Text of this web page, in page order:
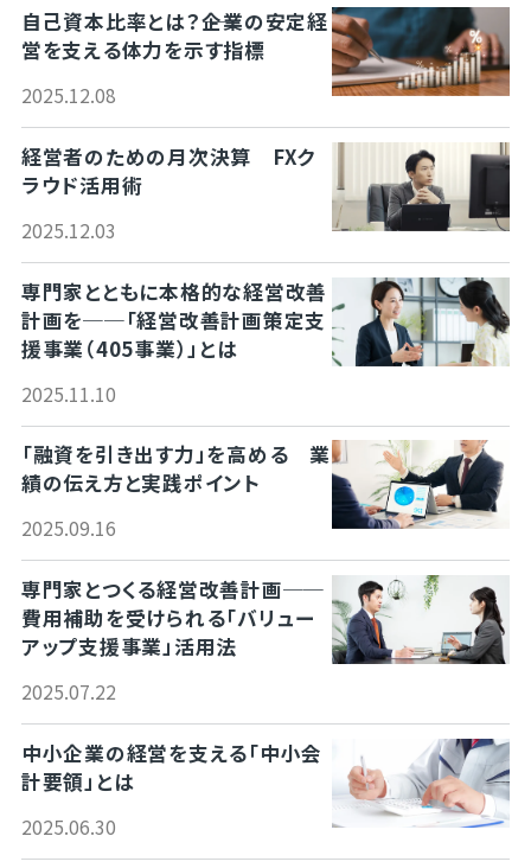
自己資本比率とは？――企業の安定経
営を支える体力を示す指標
2025.12.08
経営者のための月次決算 FXク
ラウド活用術
2025.12.03
専門家とともに本格的な経営改善
計画を──「経営改善計画策定支
援事業（405事業）」とは
2025.11.10
「融資を引き出す力」を高める 業
績の伝え方と実践ポイント
2025.09.16
専門家とつくる経営改善計画──
費用補助を受けられる「バリュー
アップ支援事業」活用法
2025.07.22
中小企業の経営を支える「中小会
計要領」とは
2025.06.30